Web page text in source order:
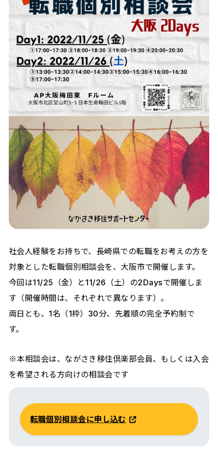
社会人経験をお持ちで、長崎県での転職をお考えの方を
対象とした転職個別相談会を、大阪市で開催します。
今回は11/25（金）と11/26（土）の2Daysで開催しま
す（開催時間は、それぞれで異なります）。
両日とも、1名（1枠）30分、先着順の完全予約制で
す。
※本相談会は、ながさき移住倶楽部会員、もしくは入会
を希望される方向けの相談会です
転職個別相談会に申し込む